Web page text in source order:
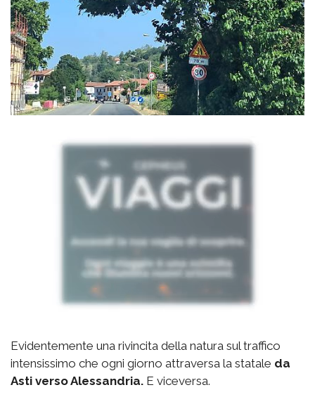
Evidentemente una rivincita della natura sul traffico
intensissimo che ogni giorno attraversa la statale da
Asti verso Alessandria. E viceversa.